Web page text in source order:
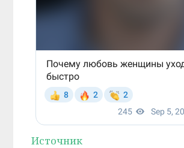
Источник